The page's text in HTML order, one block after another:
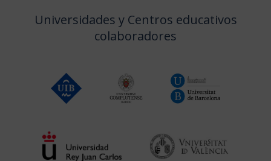
Universidades y Centros educativos
colaboradores